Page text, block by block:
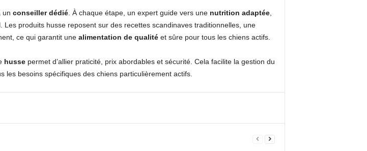
un conseiller dédié. À chaque étape, un expert guide vers une nutrition adaptée,
produits husse reposent sur des recettes scandinaves traditionnelles, une
ce qui garantit une alimentation de qualitéet sûre pour tous les chiens actifs.
hussepermet d’allier praticité, prix abordables et sécurité. Cela facilite la gestion du
besoins spécifiques des chiens particulièrement actifs.